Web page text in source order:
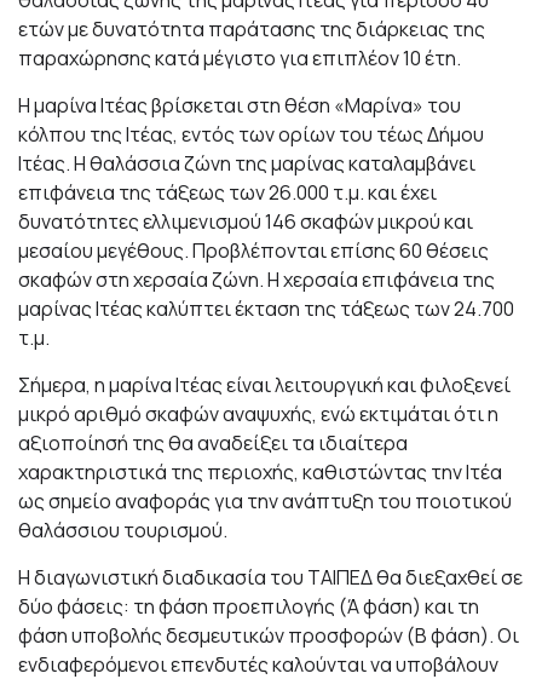
ετών με δυνατότητα παράτασης της διάρκειας της
παραχώρησης κατά μέγιστο για επιπλέον 10 έτη.
Η μαρίνα Ιτέας βρίσκεται στη θέση «Μαρίνα» του
κόλπου της Ιτέας, εντός των ορίων του τέως Δήμου
Ιτέας. Η θαλάσσια ζώνη της μαρίνας καταλαμβάνει
επιφάνεια της τάξεως των 26.000 τ.μ. και έχει
δυνατότητες ελλιμενισμού 146 σκαφών μικρού και
μεσαίου μεγέθους. Προβλέπονται επίσης 60 θέσεις
σκαφών στη χερσαία ζώνη. Η χερσαία επιφάνεια της
μαρίνας Ιτέας καλύπτει έκταση της τάξεως των 24.700
τ.μ.
Σήμερα, η μαρίνα Ιτέας είναι λειτουργική και φιλοξενεί
μικρό αριθμό σκαφών αναψυχής, ενώ εκτιμάται ότι η
αξιοποίησή της θα αναδείξει τα ιδιαίτερα
χαρακτηριστικά της περιοχής, καθιστώντας την Ιτέα
ως σημείο αναφοράς για την ανάπτυξη του ποιοτικού
θαλάσσιου τουρισμού.
Η διαγωνιστική διαδικασία του ΤΑΙΠΕΔ θα διεξαχθεί σε
δύο φάσεις: τη φάση προεπιλογής (Ά φάση) και τη
φάση υποβολής δεσμευτικών προσφορών (Β φάση). Οι
ενδιαφερόμενοι επενδυτές καλούνται να υποβάλουν